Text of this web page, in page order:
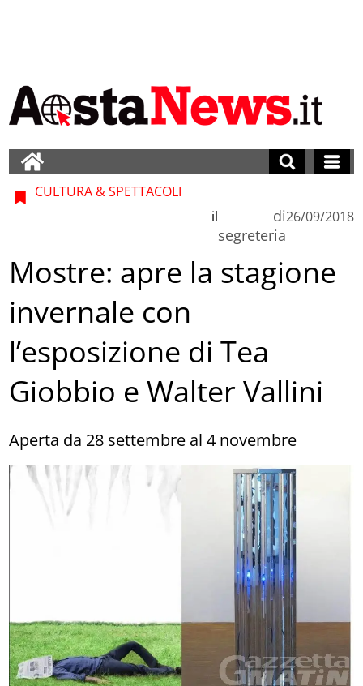
CULTURA & SPETTACOLI
di
segreteria
il 26/09/2018
Mostre: apre la stagione
invernale con
l’esposizione di Tea
Giobbio e Walter Vallini
Aperta da 28 settembre al 4 novembre